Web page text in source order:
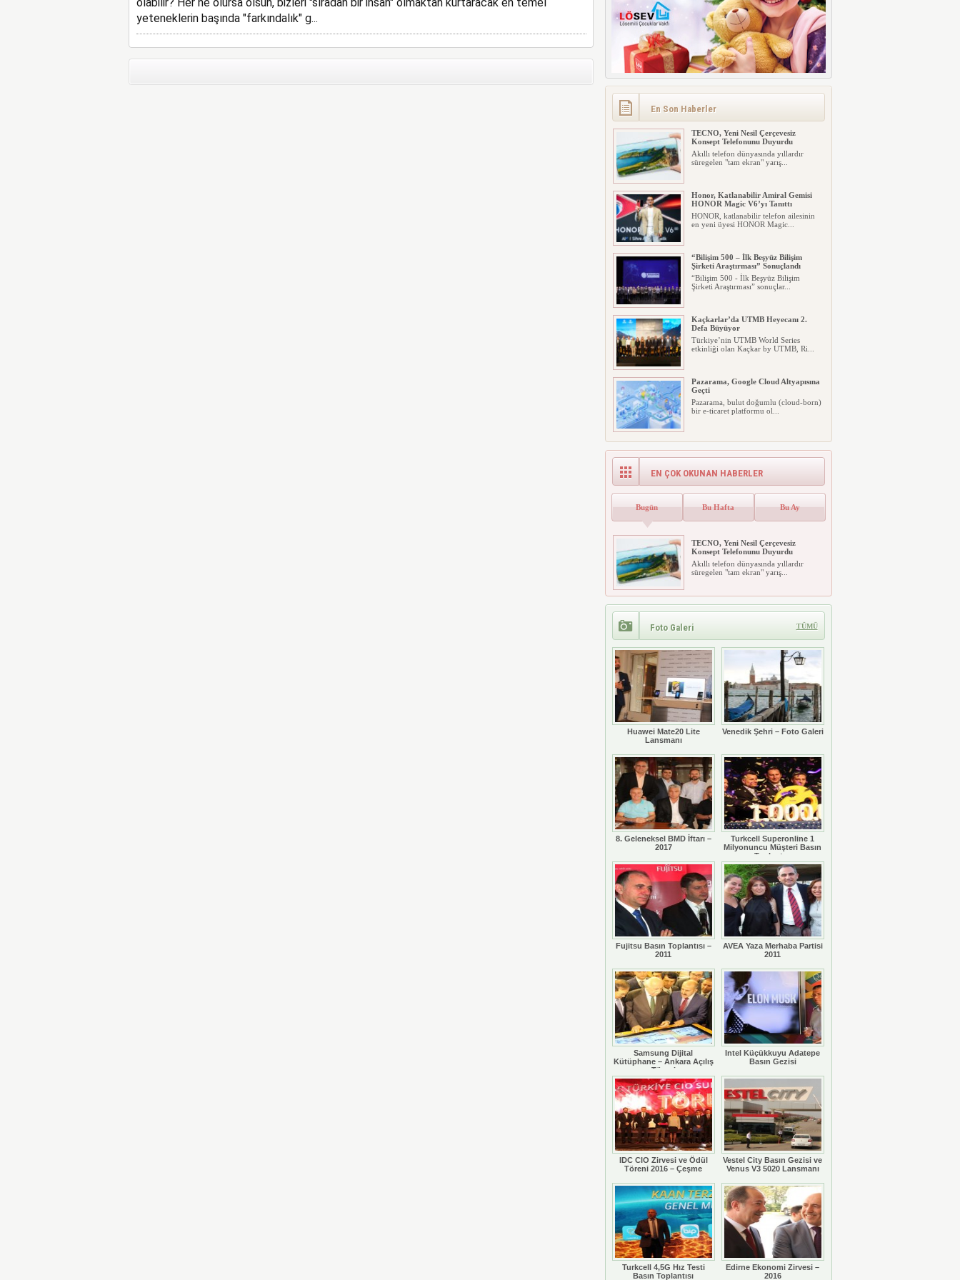
yeteneklerin başında "farkındalık" g...
En Son Haberler
TECNO, Yeni Nesil Çerçevesiz
Konsept Telefonunu Duyurdu
Akıllı telefon dünyasında yıllardır
süregelen "tam ekran" yarış...
Honor, Katlanabilir Amiral Gemisi
HONOR Magic V6’yı Tanıttı
HONOR, katlanabilir telefon ailesinin
en yeni üyesi HONOR Magic...
“Bilişim 500 – İlk Beşyüz Bilişim
Şirketi Araştırması” Sonuçlandı
“Bilişim 500 - İlk Beşyüz Bilişim
Şirketi Araştırması” sonuçlar...
Kaçkarlar’da UTMB Heyecanı 2.
Defa Büyüyor
Türkiye’nin UTMB World Series
etkinliği olan Kaçkar by UTMB, Ri...
Pazarama, Google Cloud Altyapısına
Geçti
Pazarama, bulut doğumlu (cloud-born)
bir e-ticaret platformu ol...
Diploma Yetmiyor: Haliç Üniversitesi
“Aranan Mezun” Modelini Başlattı
beklentileri değişirken, diploma ...
“ARKHE: Hafızanın Rahmi ve
Kadim Eşikler” Karma Sergisi Boho
Galeri’de Açıldı
üretimlerini sürdüren dört çağdaş ...
Fujifilm, Şipşak Fotoğraf Makinesi
instax mini 99’un Gümüş Rengini
Fujifilm, üst segment analog şipşak
fotoğraf makinesi instax mi...
GHTC ve Temos International
Stratejik Ortaklık Kurdu
Dünya Sağlık Turizmi Konseyi
(GHTC), Temos International ile st...
Xiaomi SkyNomad Tanıtıldı
Xiaomi, düzenlediği Xiaomi
SkyNomad Teknoloji Lansmanı
kapsamın...
Hem Süpürüyor Hem Kendini
Temizliyor: Qrevo Curv Serisi
Roborock, estetik tasarımı gelişmiş
temizlik teknolojileriyle b...
MediaMarkt Türkiye, Yeni
Mağazasını Sivas’ta Açtı
MediaMarkt Türkiye, mağaza
yatırımlarına hız kesmeden devam
EN ÇOK OKUNAN HABERLER
Bugün Bu Hafta Bu Ay
TECNO, Yeni Nesil Çerçevesiz
Konsept Telefonunu Duyurdu
Akıllı telefon dünyasında yıllardır
süregelen "tam ekran" yarış...
Foto Galeri TÜMÜ
Huawei Mate20 Lite
Lansmanı
Venedik Şehri – Foto Galeri
8. Geleneksel BMD İftarı –
2017
Turkcell Superonline 1
Milyonuncu Müşteri Basın
Toplantısı
Fujitsu Basın Toplantısı –
2011
AVEA Yaza Merhaba Partisi
2011
Samsung Dijital
Kütüphane – Ankara Açılış
Töreni
Intel Küçükkuyu Adatepe
Basın Gezisi
IDC CIO Zirvesi ve Ödül
Töreni 2016 – Çeşme
Vestel City Basın Gezisi ve
Venus V3 5020 Lansmanı
Turkcell 4,5G Hız Testi
Basın Toplantısı
Edirne Ekonomi Zirvesi –
2016